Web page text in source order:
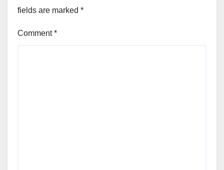
fields are marked *
Comment*